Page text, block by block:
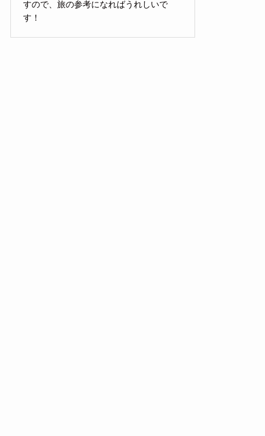
すので、旅の参考になればうれしいで
す！